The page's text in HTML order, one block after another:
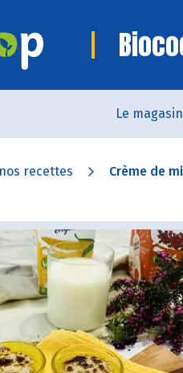
Le magasin
recettes Crème de